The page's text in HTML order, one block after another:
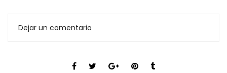
Dejar un comentario